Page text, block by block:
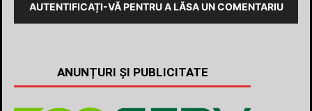
AUTENTIFICAȚI-VĂ PENTRU A LĂSA UN COMENTARIU
ANUNȚURI ȘI PUBLICITATE